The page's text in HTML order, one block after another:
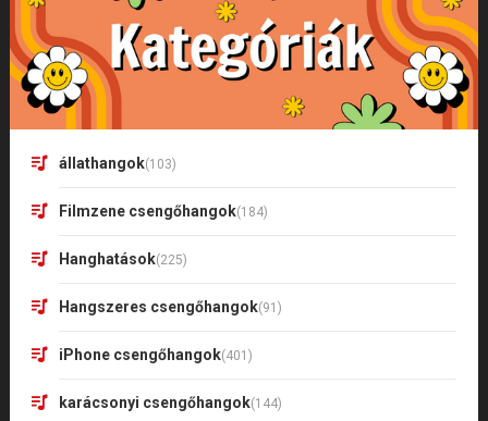
állathangok(103)
Filmzene csengőhangok(184)
Hanghatások(225)
Hangszeres csengőhangok(91)
iPhone csengőhangok(401)
karácsonyi csengőhangok(144)